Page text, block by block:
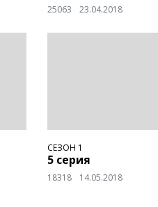
25063 23.04.2018
СЕЗОН 1
5 серия
18318 14.05.2018